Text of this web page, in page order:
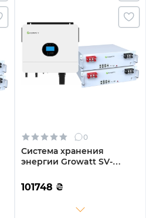
0
Система хранения
энергии Growatt SV-
10.2kWh 2BAT LiFePO4
6000 циклов (SV-1GR6K1-
101748 ₴